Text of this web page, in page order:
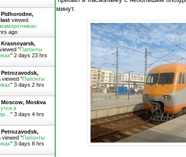
на 20 минут.
Pidhorodne,
viewed
ago
Krasnoyarsk,
viewed "Папонты
" 2 days 23 hrs
Petrozavodsk,
viewed "Папонты
" 3 days 2 hrs
Moscow, Moskva
в
" 3 days 4 hrs
Petrozavodsk,
viewed "Папонты
" 3 days 8 hrs